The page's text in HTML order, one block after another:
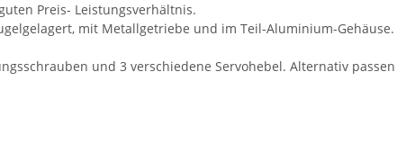
Preis- Leistungsverhältnis.
mit Metallgetriebe und im Teil-Aluminium-Gehäuse.
und 3 verschiedene Servohebel. Alternativ